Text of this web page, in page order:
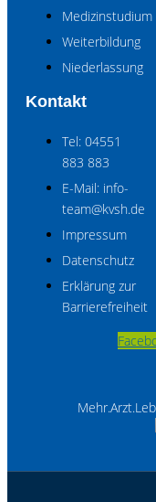
Medizinstudium
Weiterbildung
Niederlassung
Kontakt
Tel: 04551
883 883
E-Mail: info-
team@kvsh.de
Impressum
Datenschutz
Erklärung zur
Barrierefreiheit